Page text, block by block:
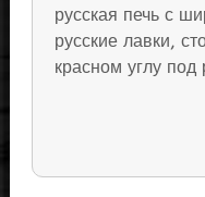
русская печь с
русские лавки,
красном углу